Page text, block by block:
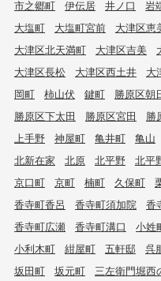
市之郷町
伊伝居 井ノ口 岩
大塩町
大塩町宮前 大津区恵
大津区北天満町
大津区吉美
大津区長松
大津区西土井 大
岡町
柿山伏 鍵町 勝原区朝
勝原区下太田
勝原区宮田 勝
上手野
神屋町 亀井町 亀山
北新在家
北原 北平野 北平
京口町
京町 楠町 久保町
香寺町香呂
香寺町須加院 香
香寺町広瀬
香寺町溝口 小姓
小利木町
紺屋町 五軒邸 呉
坂田町
坂元町 三左衛門堀西